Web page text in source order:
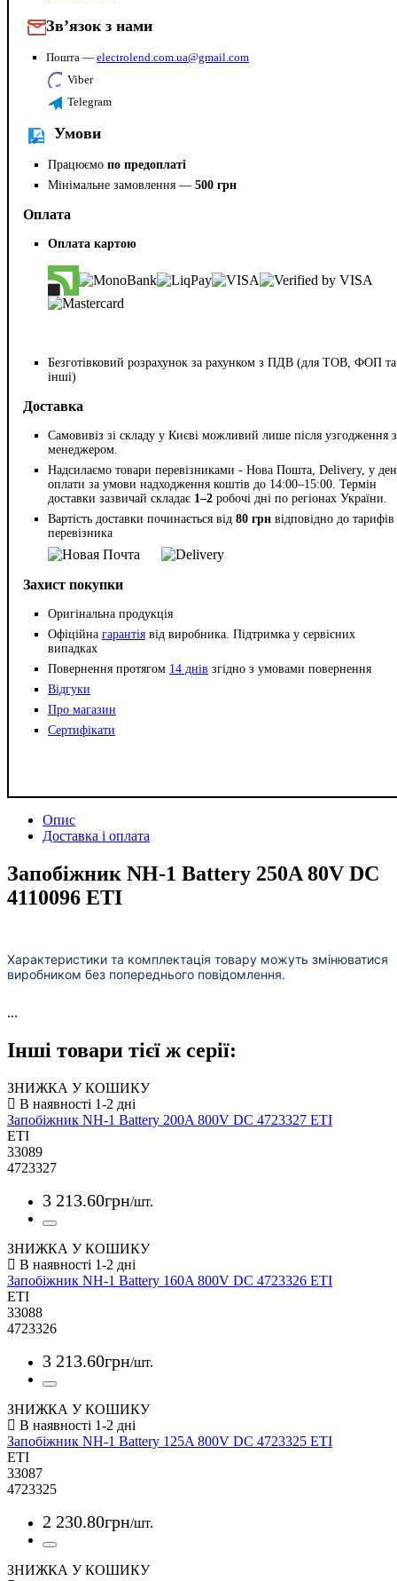
Зв’язок з нами
Пошта — electrolend.com.ua@gmail.com
Viber
Telegram
Умови
Працюємо по предоплаті
Мінімальне замовлення — 500 грн
Оплата
Оплата картою
Безготівковий розрахунок за рахунком з ПДВ (для ТОВ, ФОП та
інші)
Доставка
Самовивіз зі складу у Києві можливий лише після узгодження з
менеджером.
Надсилаємо товари перевізниками - Нова Пошта, Delivery, у
оплати за умови надходження коштів до 14:00–15:00. Термін
доставки зазвичай складає 1–2 робочі дні по регіонах України.
Вартість доставки починається від 80 грн відповідно до тарифів
перевізника
Захист покупки
Оригінальна продукція
Офіційна гарантія від виробника. Підтримка у сервісних
випадках
Повернення протягом 14 днів згідно з умовами повернення
Відгуки
Про магазин
Сертифікати
Опис
Доставка і оплата
Запобіжник NH-1 Battery 250A 80V DC
4110096 ETI
Характеристики та комплектація товару можуть змінюватися
виробником без попереднього повідомлення.
...
Інші товари тієї ж серії:
ЗНИЖКА У КОШИКУ
Запобіжник NH-1 Battery 200A 800V DC 4723327 ETI
ETI
33089
4723327
3 213.60грн/шт.
ЗНИЖКА У КОШИКУ
Запобіжник NH-1 Battery 160A 800V DC 4723326 ETI
ETI
33088
4723326
3 213.60грн/шт.
ЗНИЖКА У КОШИКУ
Запобіжник NH-1 Battery 125A 800V DC 4723325 ETI
ETI
33087
4723325
2 230.80грн/шт.
ЗНИЖКА У КОШИКУ